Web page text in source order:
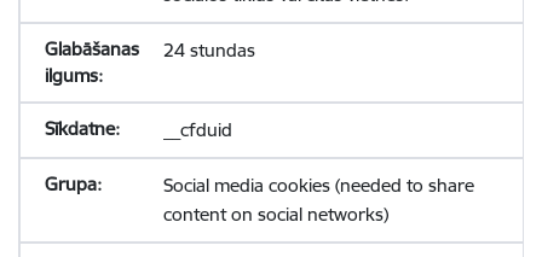
24 stundas
__cfduid
Social media cookies (needed to share
content on social networks)